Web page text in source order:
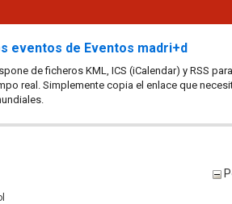
eventos de Eventos madri+d
de ficheros KML, ICS (iCalendar) y RSS
real. Simplemente copia el enlace que